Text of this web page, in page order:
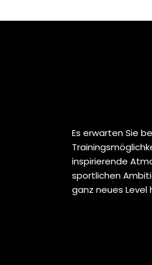
Es erwarten Sie
inspirierende
sportlichen
ganz neues Level